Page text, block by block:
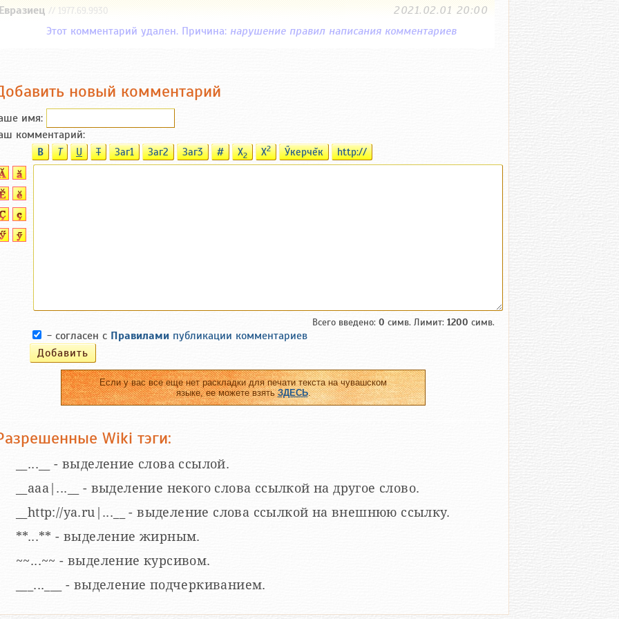
// 1977.69.9930
2021.02.01 20:00
Этот комментарий удален. Причина: нарушение правил написания комментариев
новый комментарий
имя:
комментарий:
B T U T Заг1 Заг2 Заг3 # X2 X2 Ӳкерчĕк http://
Всего введено: 0 симв. Лимит: 1200 симв.
- согласен с Правилами публикации комментариев
Если у вас все еще нет раскладки для печати текста на чувашском
языке, ее можете взятьЗДЕСЬ.
Wiki тэги:
__...__ - выделение слова ссылой.
__aaa|...__ - выделение некого слова ссылкой на другое слово.
__http://ya.ru|...__ - выделение слова ссылкой на внешнюю ссылку.
**...** - выделение жирным.
~~...~~ - выделение курсивом.
___...___ - выделение подчеркиванием.